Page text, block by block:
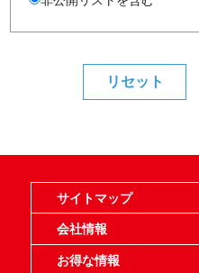
サイトマップ
オンラインショップ
買取
記事
選手一覧
デッキ検索
デッキ構築
イベント・大会
店舗のご案内
お問い合わせ
ヘルプ
FAQ
会社情報
利用規約
スタッフ募集
特定商取引法表示
個人情報保護指針
企業情報
お得な情報